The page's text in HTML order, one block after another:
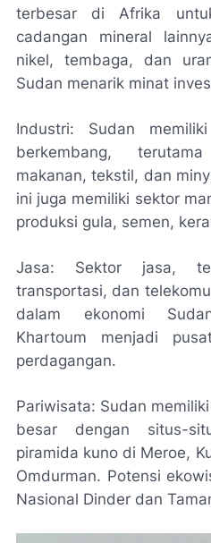
terbesar di Afrika
cadangan mineral
nikel, tembaga, dan
Sudan menarik minat
Industri: Sudan
berkembang,
makanan, tekstil, dan
ini juga memiliki sektor
produksi gula, semen,
Jasa: Sektor jasa,
transportasi, dan
dalam ekonomi
Khartoum menjadi
perdagangan.
Pariwisata: Sudan
besar dengan situs-
piramida kuno di Meroe,
Omdurman. Potensi
Nasional Dinder dan